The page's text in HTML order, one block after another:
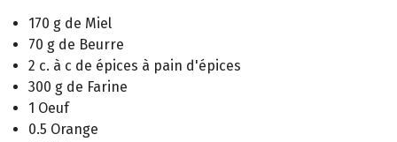
170 g de Miel
70 g de Beurre
2 c. à c de épices à pain d'épices
300 g de Farine
1 Oeuf
0.5 Orange